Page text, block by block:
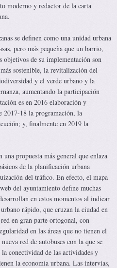
moderno y redactor de la carta
se definen como una unidad urbana
pero más pequeña que un barrio,
de su implementación son
sostenible, la revitalización del
y el verde urbano y la
aumentando la participación
es en 2016 elaboración y
2017-18 la programación, la
y, finalmente en 2019 la
propuesta más general que enlaza
de la planificación urbana
del tráfico. En efecto, el mapa
del ayuntamiento define muchas
en estos momentos al indicar
rápido, que cruzan la ciudad en
en gran parte ortogonal, con
en las áreas que no tienen el
red de autobuses con la que se
conectividad de las actividades y
la economía urbana. Las intervías,